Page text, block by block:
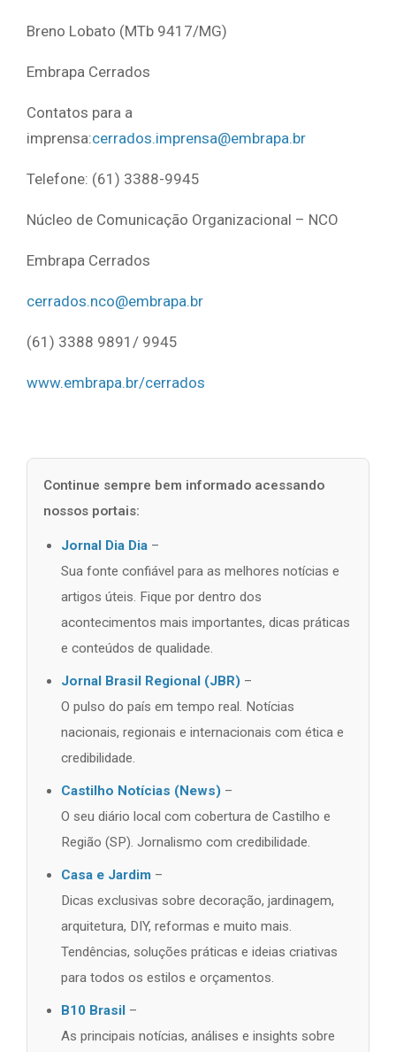
Breno Lobato (MTb 9417/MG)
Embrapa Cerrados
Contatos para a
imprensa:cerrados.imprensa@embrapa.br
Telefone: (61) 3388-9945
Núcleo de Comunicação Organizacional – NCO
Embrapa Cerrados
cerrados.nco@embrapa.br
(61) 3388 9891/ 9945
www.embrapa.br/cerrados
Continue sempre bem informado acessando
nossos portais:
Jornal Dia Dia –
Sua fonte confiável para as melhores notícias e
artigos úteis. Fique por dentro dos
acontecimentos mais importantes, dicas práticas
e conteúdos de qualidade.
Jornal Brasil Regional (JBR) –
O pulso do país em tempo real. Notícias
nacionais, regionais e internacionais com ética e
credibilidade.
Castilho Notícias (News) –
O seu diário local com cobertura de Castilho e
Região (SP). Jornalismo com credibilidade.
Casa e Jardim –
Dicas exclusivas sobre decoração, jardinagem,
arquitetura, DIY, reformas e muito mais.
Tendências, soluções práticas e ideias criativas
para todos os estilos e orçamentos.
B10 Brasil –
As principais notícias, análises e insights sobre